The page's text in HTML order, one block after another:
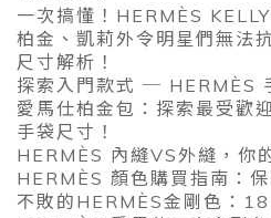
一次搞懂！HERMÈS
柏金、凱莉外令明星們無法
尺寸解析！
探索入門款式 ─ HERMÈS
愛馬仕柏金包：探索最受歡
手袋尺寸！
HERMÈS 內縫VS外縫，你
HERMÈS 顏色購買指南：
不敗的HERMÈS金剛色：